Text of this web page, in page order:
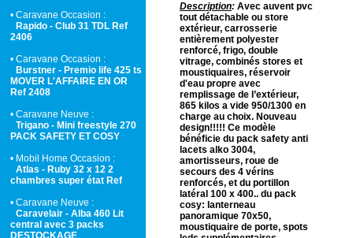
• Caravane Occasion :
Rapido - Club 31 TDL Ref
2406
• Caravane Occasion :
Burstner - Premio life 425 ts
MOVER L'AFFAIRE EN OR
Ref 2408
• Caravane Neuve :
Trigano - Mini freestyle 270
PACK SAFETY ET COSY
• Mobil Home Occasion :
Atlas - Ruby 32 x 12 2
chambres super état Ref
• Caravane Neuve :
Caravelair - Alba 460 Lit
central avec 3 packs
DESTOCKAGE
Description: Avec auvent pvc
tout détachable ou store
extérieur, carrosserie
entièrement polyester
renforcé, frigo, double
vitrage, combinés stores et
moustiquaires, réservoir
d'eau propre avec
remplissage de l’extérieur,
865 kilos a vide 950/1300 en
charge au choix. Nouveau
design!!!!! Ce modèle
bénéficie du pack safety anti
lacets alko 3004,
amortisseurs, roue de
secours des 4 vérins
renforcés, et du portillon
latéral 100 x 400.. du pack
cosy: lanterneau
panoramique 70x50,
moustiquaire de porte, spots